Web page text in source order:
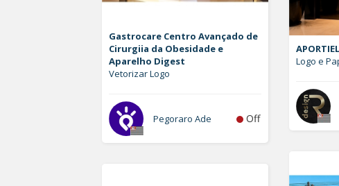
Gastrocare Centro Avançado de
Cirurgiia da Obesidade e
Aparelho Digest
Vetorizar Logo
Pegoraro Ade Off
Logo e